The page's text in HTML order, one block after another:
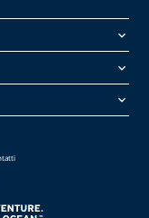
keyboard_arrow_down
keyboard_arrow_down
keyboard_arrow_down